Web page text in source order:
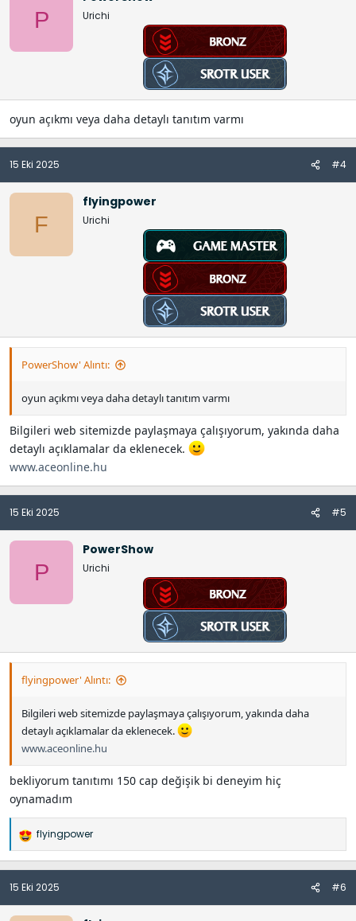
P Urichi
oyun açıkmı veya daha detaylı tanıtım varmı
15 Eki 2025 #4
F
flyingpower
Urichi
PowerShow' Alıntı:
oyun açıkmı veya daha detaylı tanıtım varmı
Bilgileri web sitemizde paylaşmaya çalışıyorum, yakında daha
detaylı açıklamalar da eklenecek.
www.aceonline.hu
15 Eki 2025 #5
P
PowerShow
Urichi
flyingpower' Alıntı:
Bilgileri web sitemizde paylaşmaya çalışıyorum, yakında daha
detaylı açıklamalar da eklenecek.
www.aceonline.hu
bekliyorum tanıtımı 150 cap değişik bi deneyim hiç
oynamadım
İ
a
d
e
flyingpower
15 Eki 2025 #6